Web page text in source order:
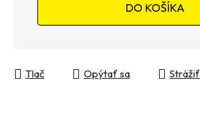
DO KOŠÍKA
Tlač Opýtať sa Strážiť